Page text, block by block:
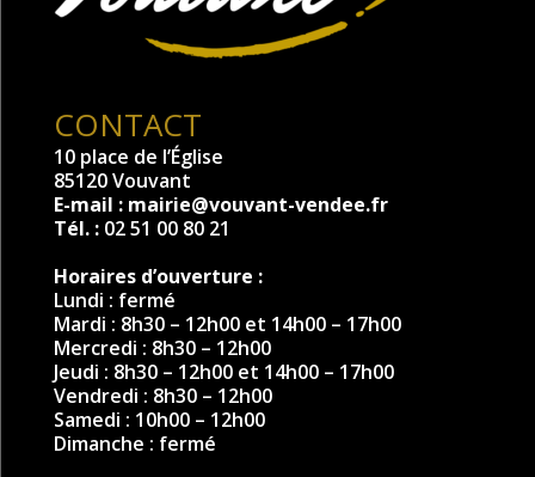
CONTACT
10 place de l’Église
85120 Vouvant
E-mail : mairie@vouvant-vendee.fr
Tél. : 02 51 00 80 21
Horaires d’ouverture :
Lundi : fermé
Mardi : 8h30 – 12h00 et 14h00 – 17h00
Mercredi : 8h30 – 12h00
Jeudi : 8h30 – 12h00 et 14h00 – 17h00
Vendredi : 8h30 – 12h00
Samedi : 10h00 – 12h00
Dimanche : fermé